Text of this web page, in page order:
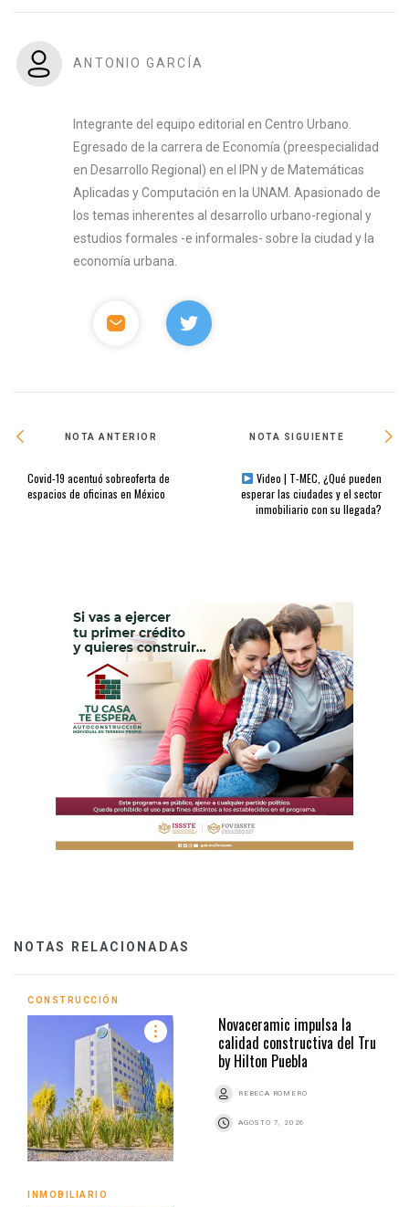
ANTONIO GARCÍA
Integrante del equipo editorial en Centro Urbano.
Egresado de la carrera de Economía (preespecialidad
en Desarrollo Regional) en el IPN y de Matemáticas
Aplicadas y Computación en la UNAM. Apasionado de
los temas inherentes al desarrollo urbano-regional y
estudios formales -e informales- sobre la ciudad y la
economía urbana.
NOTA ANTERIOR
Covid-19 acentuó sobreoferta de
espacios de oficinas en México
NOTA SIGUIENTE
Video | T-MEC, ¿Qué pueden
esperar las ciudades y el sector
inmobiliario con su llegada?
NOTAS RELACIONADAS
CONSTRUCCIÓN
Novaceramic impulsa la
calidad constructiva del Tru
by Hilton Puebla
REBECA ROMERO
AGOSTO 7, 2026
INMOBILIARIO